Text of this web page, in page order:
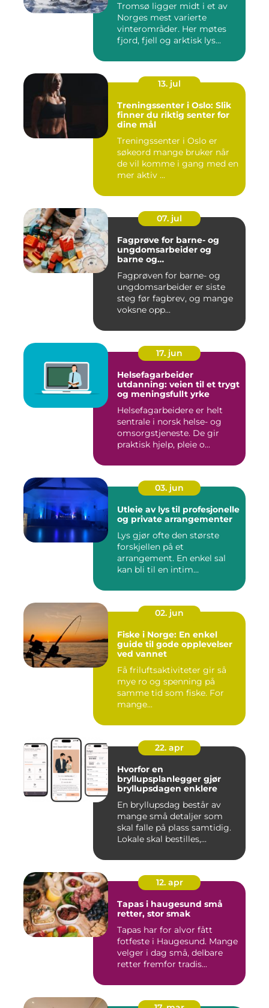
Tromsø ligger midt i et av
Norges mest varierte
vinterområder. Her møtes
fjord, fjell og arktisk lys...
13. jul
Treningssenter i Oslo: Slik
finner du riktig senter for
dine mål
Treningssenter i Oslo er
søkeord mange bruker når
de vil komme i gang med en
mer aktiv ...
07. jul
Fagprøve for barne- og
ungdomsarbeider og
barne og
og VG2
Fagprøven for barne- og
ungdomsarbeider er siste
steg før fagbrev, og mange
voksne opp...
17. jun
Helsefagarbeider
utdanning: veien til et trygt
og meningsfullt yrke
Helsefagarbeidere er helt
sentrale i norsk helse- og
omsorgstjeneste. De gir
praktisk hjelp, pleie o...
03. jun
Utleie av lys til profesjonelle
og private arrangementer
Lys gjør ofte den største
forskjellen på et
arrangement. En enkel sal
kan bli til en intim
02. jun
Fiske i Norge: En enkel
guide til gode opplevelser
ved vannet
Få friluftsaktiviteter gir så
mye ro og spenning på
samme tid som fiske. For
mange...
22. apr
Hvorfor en
bryllupsplanlegger gjør
bryllupsdagen enklere
En bryllupsdag består av
mange små detaljer som
skal falle på plass samtidig.
Lokale skal bestilles,...
12. apr
Tapas i haugesund små
retter, stor smak
Tapas har for alvor fått
fotfeste i Haugesund. Mange
velger i dag små, delbare
retter fremfor tradis...